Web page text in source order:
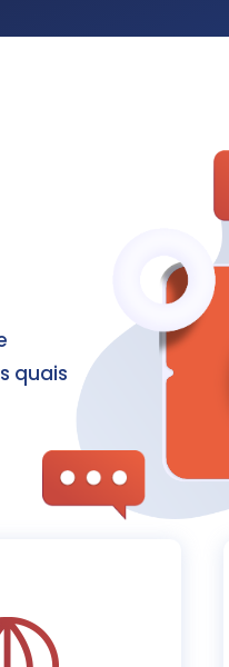
quais